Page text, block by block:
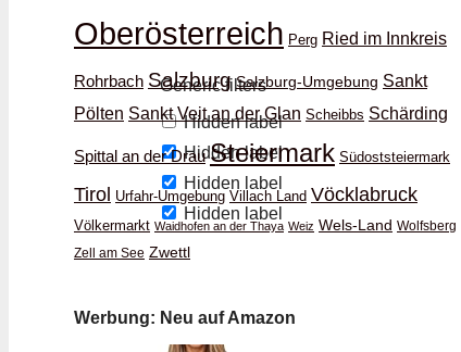
Generic filters
Hidden label
Hidden label
Hidden label
Hidden label
Oberösterreich Perg Ried im Innkreis
Rohrbach Salzburg Salzburg-Umgebung Sankt
Pölten Sankt Veit an der Glan Scheibbs Schärding
Spittal an der Drau Steiermark Südoststeiermark
Tirol Urfahr-Umgebung Villach Land Vöcklabruck
Völkermarkt Waidhofen an der Thaya Weiz Wels-Land Wolfsberg
Zell am See Zwettl
Werbung: Neu auf Amazon